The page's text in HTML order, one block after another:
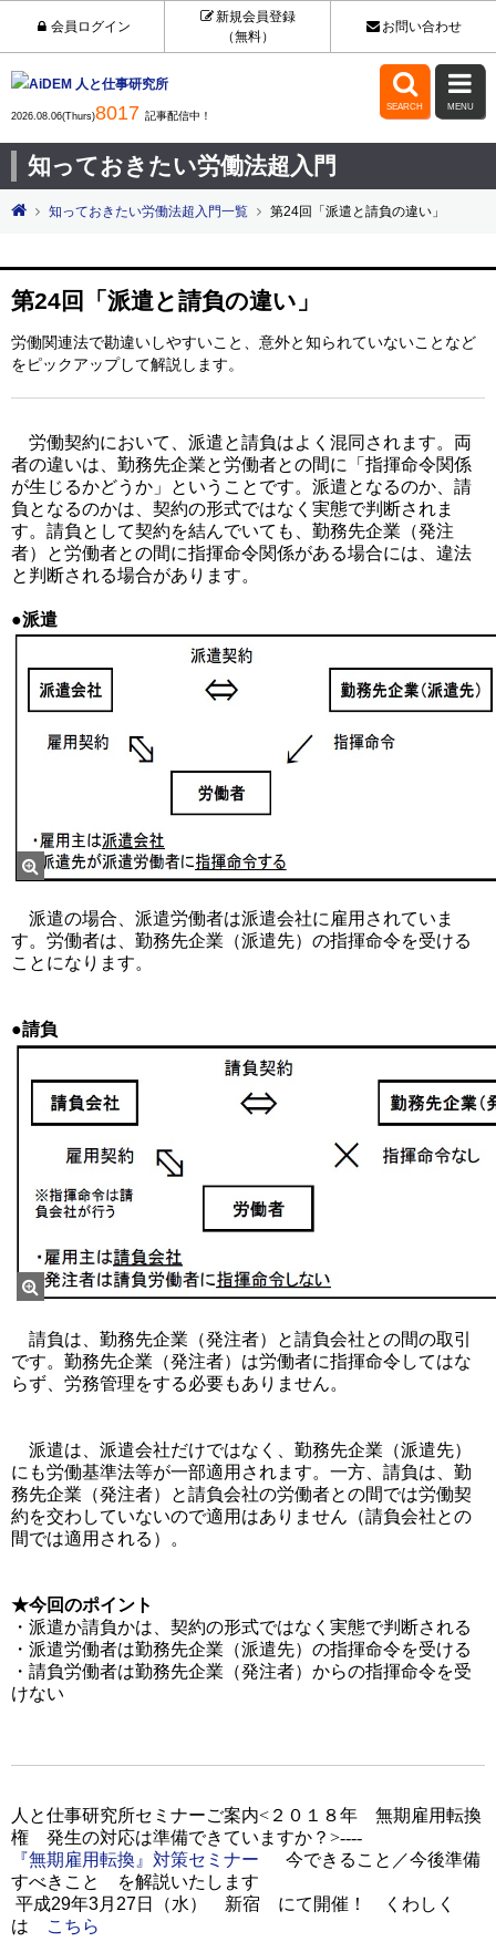
会員ログイン
新規会員登録
（無料）
お問い合わせ
2026.08.06(Thurs)8017 記事配信中！

SEARCH

MENU
知っておきたい労働法超入門
知っておきたい労働法超入門一覧 第24回「派遣と請負の違い」
第24回「派遣と請負の違い」
労働関連法で勘違いしやすいこと、意外と知られていないことなど
をピックアップして解説します。
労働契約において、派遣と請負はよく混同されます。両
者の違いは、勤務先企業と労働者との間に「指揮命令関係
が生じるかどうか」ということです。派遣となるのか、請
負となるのかは、契約の形式ではなく実態で判断されま
す。請負として契約を結んでいても、勤務先企業（発注
者）と労働者との間に指揮命令関係がある場合には、違法
と判断される場合があります。
●派遣
派遣の場合、派遣労働者は派遣会社に雇用されていま
す。労働者は、勤務先企業（派遣先）の指揮命令を受ける
ことになります。
●請負
請負は、勤務先企業（発注者）と請負会社との間の取引
です。勤務先企業（発注者）は労働者に指揮命令してはな
らず、労務管理をする必要もありません。
派遣は、派遣会社だけではなく、勤務先企業（派遣先）
にも労働基準法等が一部適用されます。一方、請負は、勤
務先企業（発注者）と請負会社の労働者との間では労働契
約を交わしていないので適用はありません（請負会社との
間では適用される）。
★今回のポイント
・派遣か請負かは、契約の形式ではなく実態で判断される
・派遣労働者は勤務先企業（派遣先）の指揮命令を受ける
・請負労働者は勤務先企業（発注者）からの指揮命令を受
けない
人と仕事研究所セミナーご案内< ２０１８年 無期雇用転換
権 発生の対応は準備できていますか？ >----
『無期雇用転換』対策セミナー
今できること／今後準備
すべきこと を解説いたします
平成29年3月27日（水） 新宿 にて開催！ くわしく
は
こちら